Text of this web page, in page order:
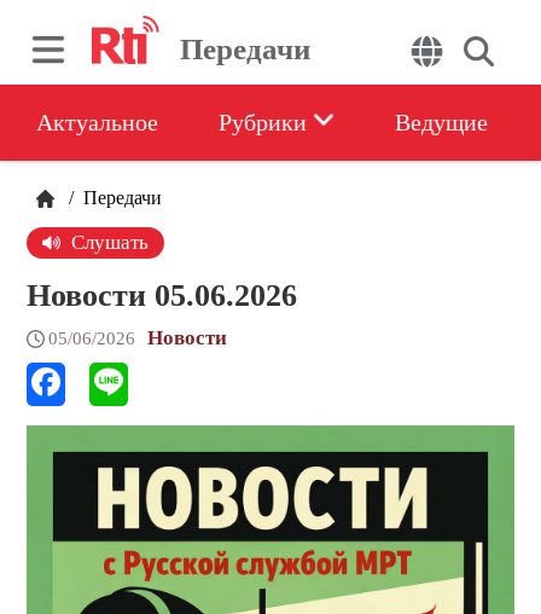
Передачи
Актуальное Рубрики Ведущие
/ Передачи
Слушать
Новости 05.06.2026
05/06/2026 Новости